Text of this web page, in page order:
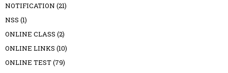
NOTIFICATION (21)
NSS (1)
ONLINE CLASS (2)
ONLINE LINKS (10)
ONLINE TEST(79)